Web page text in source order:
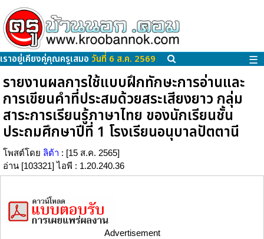
เราอยู่เคียงคู่คุณครูเสมอ วันที่ 6 ส.ค. 2569 ☰
รายงานผลการใช้แบบฝึกทักษะการอ่านและ
การเขียนคำที่ประสมด้วยสระเสียงยาว กลุ่ม
สาระการเรียนรู้ภาษาไทย ของนักเรียนชั้น
ประถมศึกษาปีที่ 1 โรงเรียนอนุบาลปัตตานี
โพสต์โดย ลิต้า : [15 ส.ค. 2565]
อ่าน [103321] ไอพี : 1.20.240.36
Advertisement